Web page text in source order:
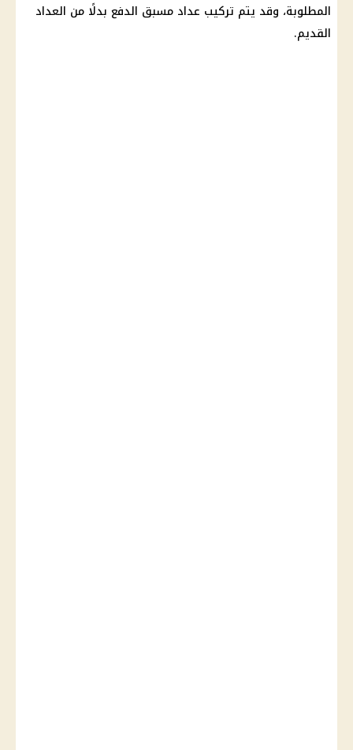
المطلوبة، وقد يتم تركيب عداد مسبق الدفع بدلًا من العداد
القديم.